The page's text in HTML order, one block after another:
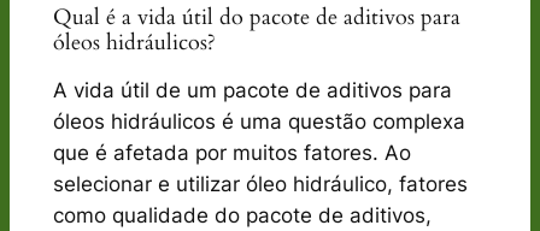
Qual é a vida útil do pacote de aditivos para
óleos hidráulicos?
A vida útil de um pacote de aditivos para
óleos hidráulicos é uma questão complexa
que é afetada por muitos fatores. Ao
selecionar e utilizar óleo hidráulico, fatores
como qualidade do pacote de aditivos,